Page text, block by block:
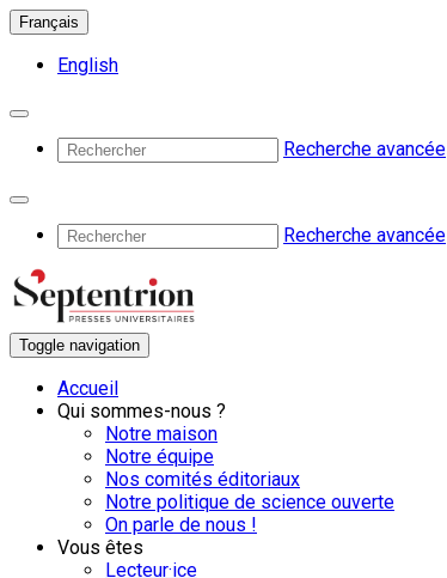
Français
English
Recherche avancée
Recherche avancée
Toggle navigation
Accueil
Qui sommes-nous ?
Notre maison
Notre équipe
Nos comités éditoriaux
Notre politique de science ouverte
On parle de nous !
Vous êtes
Lecteur·ice